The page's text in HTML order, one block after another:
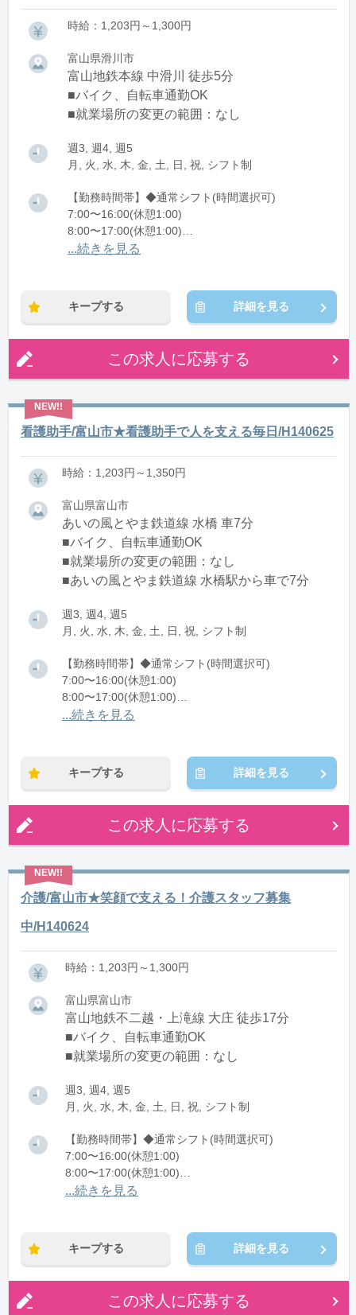
時給：1,203円～1,300円
富山県滑川市
富山地鉄本線 中滑川 徒歩5分
■バイク、自転車通勤OK
■就業場所の変更の範囲：なし
週3, 週4, 週5
月, 火, 水, 木, 金, 土, 日, 祝, シフト制
【勤務時間帯】◆通常シフト(時間選択可)
7:00〜16:00(休憩1:00)
8:00〜17:00(休憩1:00)
12:00〜21:00(休憩1:00)
...続きを見る
キープする 詳細を見る
この求人に応募する
看護助手/富山市★看護助手で人を支える毎日/H140625
時給：1,203円～1,350円
富山県富山市
あいの風とやま鉄道線 水橋 車7分
■バイク、自転車通勤OK
■就業場所の変更の範囲：なし
■あいの風とやま鉄道線 水橋駅から車で7分
週3, 週4, 週5
月, 火, 水, 木, 金, 土, 日, 祝, シフト制
【勤務時間帯】◆通常シフト(時間選択可)
7:00〜16:00(休憩1:00)
8:00〜17:00(休憩1:00)
12:00〜21:00(休憩1:00)
...続きを見る
キープする 詳細を見る
この求人に応募する
介護/富山市★笑顔で支える！介護スタッフ募集
中/H140624
時給：1,203円～1,300円
富山県富山市
富山地鉄不二越・上滝線 大庄 徒歩17分
■バイク、自転車通勤OK
■就業場所の変更の範囲：なし
週3, 週4, 週5
月, 火, 水, 木, 金, 土, 日, 祝, シフト制
【勤務時間帯】◆通常シフト(時間選択可)
7:00〜16:00(休憩1:00)
8:00〜17:00(休憩1:00)
12:00〜21:00(休憩1:00)
...続きを見る
キープする 詳細を見る
この求人に応募する